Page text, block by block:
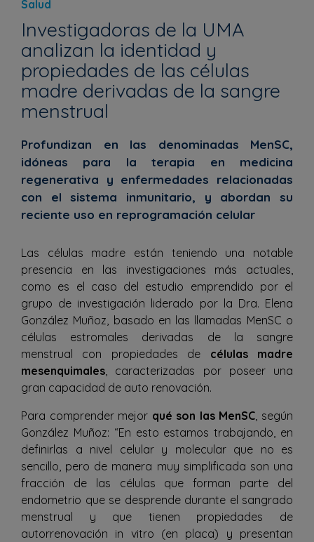
Salud
Investigadoras de la UMA
analizan la identidad y
propiedades de las células
madre derivadas de la sangre
menstrual
Profundizan en las denominadas MenSC,
idóneas para la terapia en medicina
regenerativa y enfermedades relacionadas
con el sistema inmunitario, y abordan su
reciente uso en reprogramación celular
Las células madre están teniendo una notable
presencia en las investigaciones más actuales,
como es el caso del estudio emprendido por el
grupo de investigación liderado por la Dra. Elena
González Muñoz, basado en las llamadas MenSC o
células estromales derivadas de la sangre
menstrual con propiedades de células madre
mesenquimales, caracterizadas por poseer una
gran capacidad de auto renovación.
Para comprender mejor qué son las MenSC, según
González Muñoz: “En esto estamos trabajando, en
definirlas a nivel celular y molecular que no es
sencillo, pero de manera muy simplificada son una
fracción de las células que forman parte del
endometrio que se desprende durante el sangrado
menstrual y que tienen propiedades de
autorrenovación in vitro (en placa) y presentan